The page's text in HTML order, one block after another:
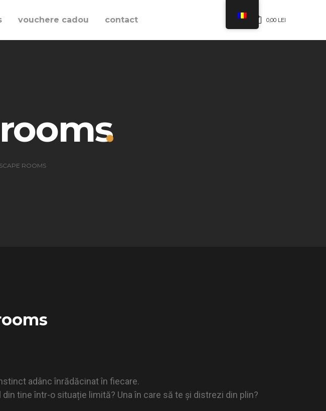
vouchere cadou contact 0,00 LEI
ROOMS
adânc înrădăcinat în fiecare.
tine într-o situație limită? Una în care să te și distrezi din plin?